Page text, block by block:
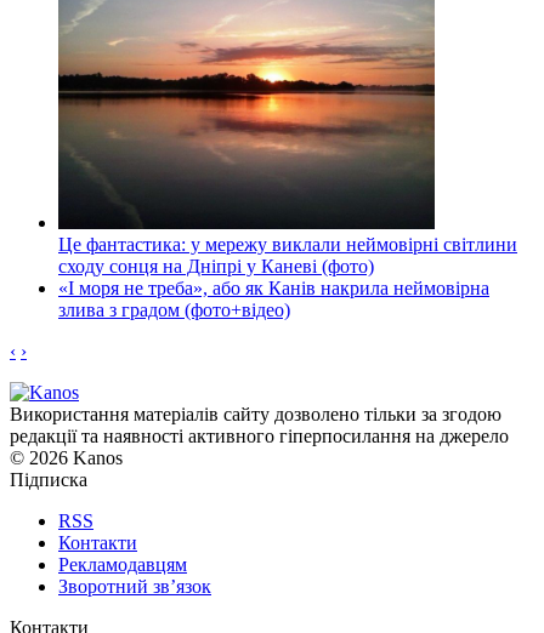
Це фантастика: у мережу виклали неймовірні світлини
сходу сонця на Дніпрі у Каневі (фото)
«І моря не треба», або як Канів накрила неймовірна
злива з градом (фото+відео)
‹ ›
Використання матеріалів сайту дозволено тільки за згодою
редакції та наявності активного гіперпосилання на джерело
© 2026 Kanos
Підписка
RSS
Контакти
Рекламодавцям
Зворотний зв’язок
Контакти